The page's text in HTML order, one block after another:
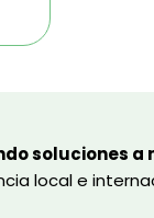
soluciones a
local e